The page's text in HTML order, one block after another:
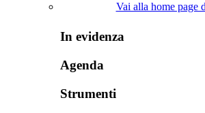
Vai alla home page
In evidenza
Agenda
Strumenti